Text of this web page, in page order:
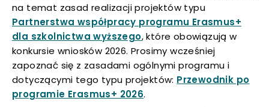
uwaga, link otwiera się w nowej karcie
uwaga, link otwiera się w nowej karcie
uwaga, link otwiera się w nowej karcie
uwaga, link otwiera się w nowej karcie
na temat zasad realizacji projektów typu
Partnerstwa współpracy programu Erasmus+
dla szkolnictwa wyższegouwaga,
link
otwiera
się
w
, które obowiązują w
konkursie wniosków 2026. Prosimy wcześniej
zapoznać się z zasadami ogólnymi programu i
dotyczącymi tego typu projektów: Przewodnik po
programie Erasmus+ 2026uwaga,
.